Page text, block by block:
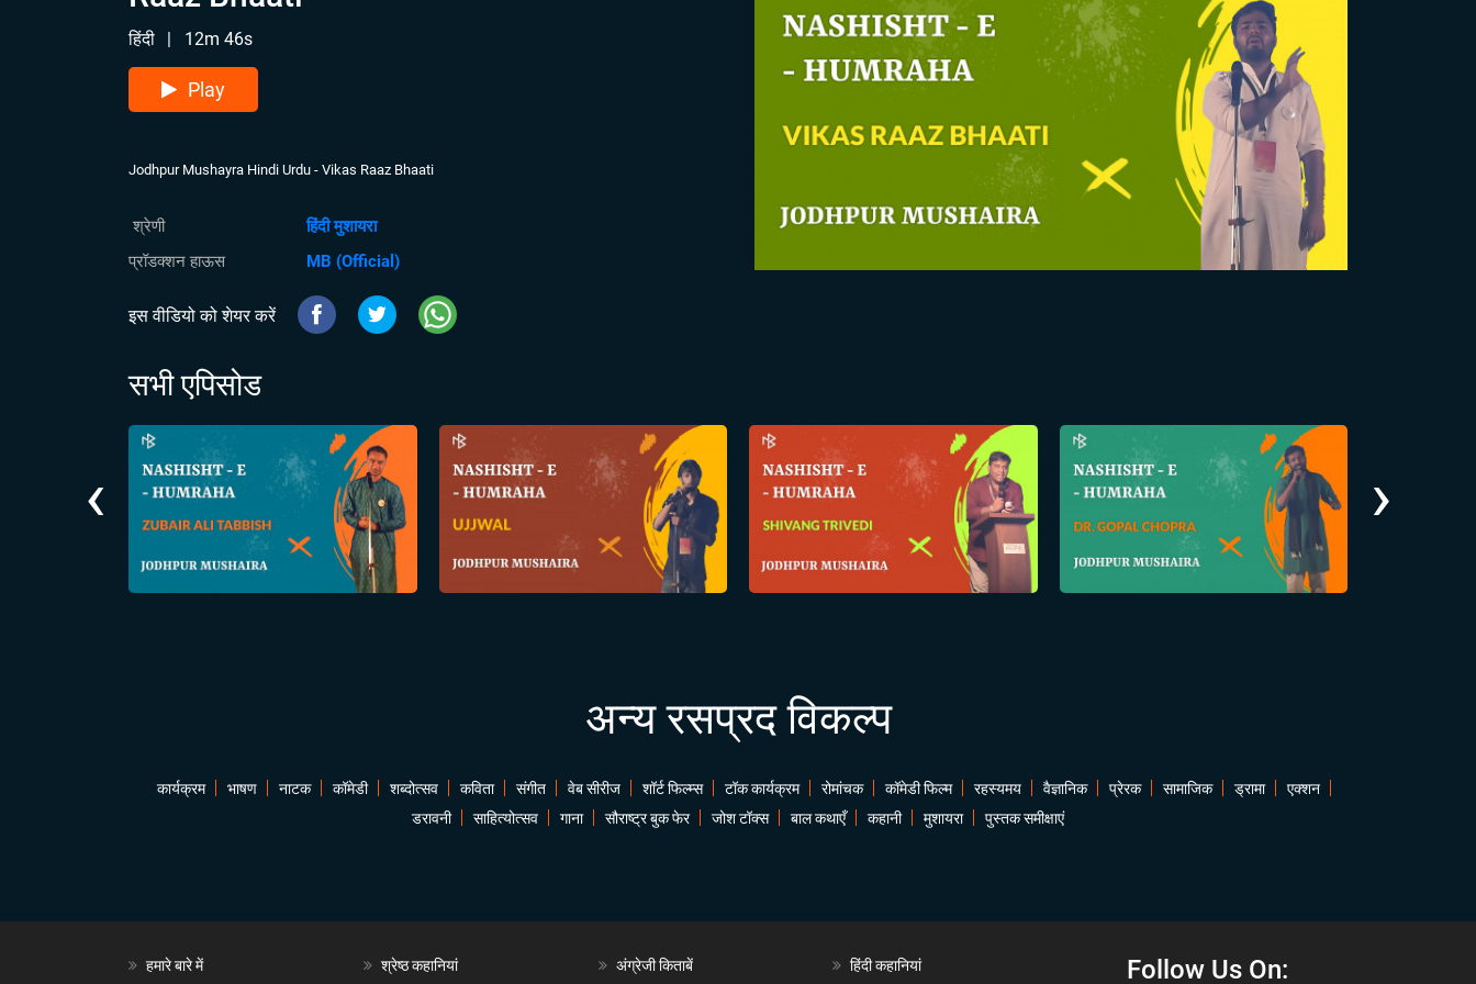
हिंदी | 12m 46s
Play
Jodhpur Mushayra Hindi Urdu - Vikas Raaz Bhaati
श्रेणी
हिंदी मुशायरा
प्रॉडक्शन हाऊस
MB (Official)
इस वीडियो को शेयर करें
सभी एपिसोड
‹ ›
अन्य रसप्रद विकल्प
कार्यक्रम भाषण नाटक कॉमेडी शब्दोत्सव कविता संगीत वेब सीरीज शॉर्ट फिल्म्स टॉक कार्यक्रम रोमांचक कॉमेडी फिल्म रहस्यमय वैज्ञानिक प्रेरक सामाजिक ड्रामा
एक्शन
डरावनी
साहित्योत्सव गाना सौराष्ट्र बुक फेर जोश टॉक्स बाल कथाएँ कहानी मुशायरा पुस्तक समीक्षाएं
हमारे बारे में श्रेष्ठ कहानियां अंग्रेजी किताबें हिंदी कहानियां Follow Us On: